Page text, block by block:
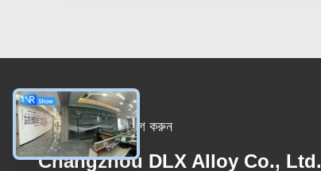
আমাদের সাথে যোগাযোগ করুন
Changzhou DLX Alloy Co., Ltd.